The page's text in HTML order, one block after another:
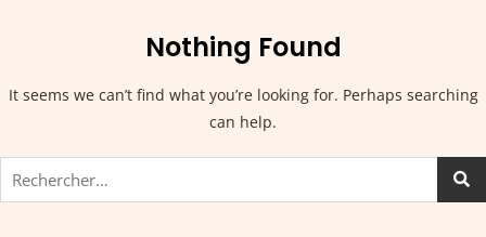
Nothing Found
It seems we can’t find what you’re looking for. Perhaps searching
can help.